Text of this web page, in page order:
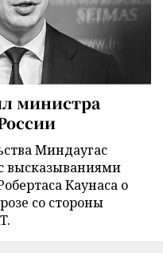
министра
Миндаугас
высказываниями
Каунаса о
со стороны